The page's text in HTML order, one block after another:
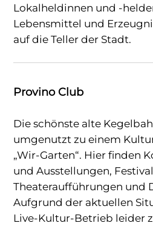
Lokalheldinnen und -
Lebensmittel und
auf die Teller der Stadt.
Provino Club
Die schönste alte
umgenutzt zu einem
„Wir-Garten“. Hier finden
und Ausstellungen,
Theateraufführungen und
Aufgrund der aktuellen
Live-Kultur-Betrieb leider